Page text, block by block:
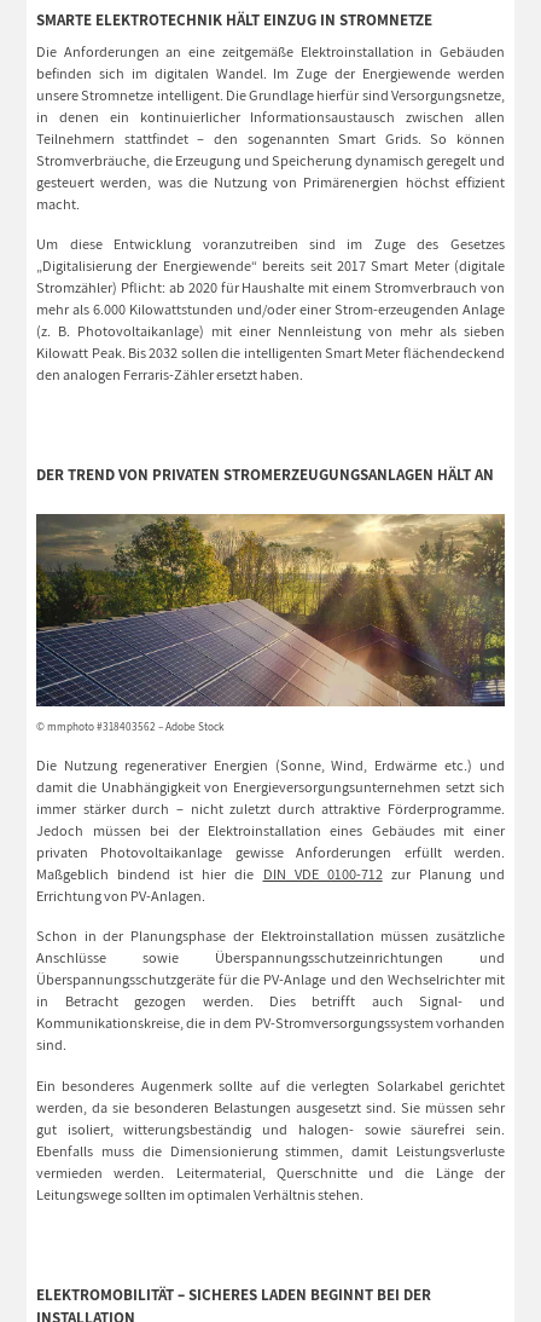
SMARTE ELEKTROTECHNIK HÄLT EINZUG IN STROMNETZE
Die Anforderungen an eine zeitgemäße Elektroinstallation in Gebäuden
befinden sich im digitalen Wandel. Im Zuge der Energiewende werden
unsere Stromnetze intelligent. Die Grundlage hierfür sind Versorgungsnetze,
in denen ein kontinuierlicher Informationsaustausch zwischen allen
Teilnehmern stattfindet – den sogenannten Smart Grids. So können
Stromverbräuche, die Erzeugung und Speicherung dynamisch geregelt und
gesteuert werden, was die Nutzung von Primärenergien höchst effizient
macht.
Um diese Entwicklung voranzutreiben sind im Zuge des Gesetzes
„Digitalisierung der Energiewende“ bereits seit 2017 Smart Meter (digitale
Stromzähler) Pflicht: ab 2020 für Haushalte mit einem Stromverbrauch von
mehr als 6.000 Kilowattstunden und/oder einer Strom-erzeugenden Anlage
(z. B. Photovoltaikanlage) mit einer Nennleistung von mehr als sieben
Kilowatt Peak. Bis 2032 sollen die intelligenten Smart Meter flächendeckend
den analogen Ferraris-Zähler ersetzt haben.
DER TREND VON PRIVATEN STROMERZEUGUNGSANLAGEN HÄLT AN
© mmphoto #318403562 – Adobe Stock
Die Nutzung regenerativer Energien (Sonne, Wind, Erdwärme etc.) und
damit die Unabhängigkeit von Energieversorgungsunternehmen setzt sich
immer stärker durch – nicht zuletzt durch attraktive Förderprogramme.
Jedoch müssen bei der Elektroinstallation eines Gebäudes mit einer
privaten Photovoltaikanlage gewisse Anforderungen erfüllt werden.
Maßgeblich bindend ist hier die DIN VDE 0100-712zur Planung und
Errichtung von PV-Anlagen.
Schon in der Planungsphase der Elektroinstallation müssen zusätzliche
Anschlüsse sowie Überspannungsschutzeinrichtungen und
Überspannungsschutzgeräte für die PV-Anlage und den Wechselrichter mit
in Betracht gezogen werden. Dies betrifft auch Signal- und
Kommunikationskreise, die in dem PV-Stromversorgungssystem vorhanden
sind.
Ein besonderes Augenmerk sollte auf die verlegten Solarkabel gerichtet
werden, da sie besonderen Belastungen ausgesetzt sind. Sie müssen sehr
gut isoliert, witterungsbeständig und halogen- sowie säurefrei sein.
Ebenfalls muss die Dimensionierung stimmen, damit Leistungsverluste
vermieden werden. Leitermaterial, Querschnitte und die Länge der
Leitungswege sollten im optimalen Verhältnis stehen.
ELEKTROMOBILITÄT – SICHERES LADEN BEGINNT BEI DER
INSTALLATION